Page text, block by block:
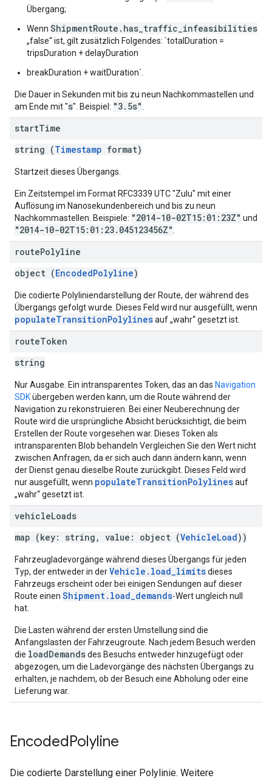
Übergang;
Wenn ShipmentRoute.has_traffic_infeasibilities
„false“ ist, gilt zusätzlich Folgendes: `totalDuration =
tripsDuration + delayDuration
breakDuration + waitDuration`.
Die Dauer in Sekunden mit bis zu neun Nachkommastellen und
am Ende mit "s". Beispiel: "3.5s"
startTime
string (Timestamp format)
Startzeit dieses Übergangs.
Ein Zeitstempel im Format RFC3339 UTC "Zulu" mit einer
Auflösung im Nanosekundenbereich und bis zu neun
Nachkommastellen. Beispiele: "2014-10-02T15:01:23Z" und
"2014-10-02T15:01:23.045123456Z"
routePolyline
object (EncodedPolyline)
Die codierte Polyliniendarstellung der Route, der während des
Übergangs gefolgt wurde. Dieses Feld wird nur ausgefüllt, wenn
populateTransitionPolylinesauf „wahr“ gesetzt ist.
routeToken
string
Nur Ausgabe. Ein intransparentes Token, das an das Navigation
SDKübergeben werden kann, um die Route während der
Navigation zu rekonstruieren. Bei einer Neuberechnung der
Route wird die ursprüngliche Absicht berücksichtigt, die beim
Erstellen der Route vorgesehen war. Dieses Token als
intransparenten Blob behandeln Vergleichen Sie den Wert nicht
zwischen Anfragen, da er sich auch dann ändern kann, wenn
der Dienst genau dieselbe Route zurückgibt. Dieses Feld wird
nur ausgefüllt, wenn populateTransitionPolylinesauf
„wahr“ gesetzt ist.
vehicleLoads
map (key: string, value: object (VehicleLoad))
Fahrzeugladevorgänge während dieses Übergangs für jeden
Typ, der entweder in derVehicle.load_limitsdieses
Fahrzeugs erscheint oder bei einigen Sendungen auf dieser
Route einen Shipment.load_demands-Wert ungleich null
hat.
Die Lasten während der ersten Umstellung sind die
Anfangslasten der Fahrzeugroute. Nach jedem Besuch werden
die loadDemandsdes Besuchs entweder hinzugefügt oder
abgezogen, um die Ladevorgänge des nächsten Übergangs zu
erhalten, je nachdem, ob der Besuch eine Abholung oder eine
Lieferung war.
EncodedPolyline
Die codierte Darstellung einer Polylinie. Weitere